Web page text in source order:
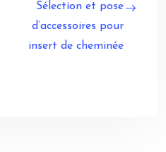
Sélection et pose
d’accessoires pour
insert de cheminée